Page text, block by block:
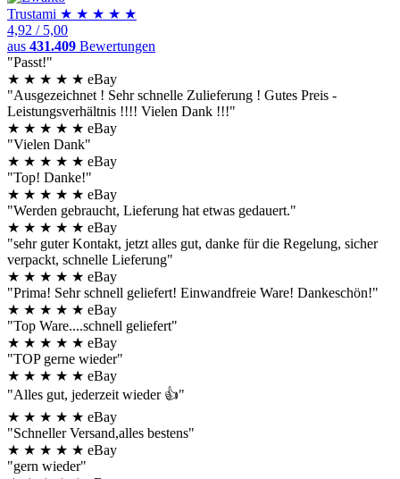
Trustami ★ ★ ★ ★ ★
4,92 / 5,00
aus 431.409 Bewertungen
"Passt!"
★ ★ ★ ★ ★ eBay
"Ausgezeichnet ! Sehr schnelle Zulieferung ! Gutes Preis -
Leistungsverhältnis !!!! Vielen Dank !!!"
★ ★ ★ ★ ★ eBay
"Vielen Dank"
★ ★ ★ ★ ★ eBay
"Top! Danke!"
★ ★ ★ ★ ★ eBay
"Werden gebraucht, Lieferung hat etwas gedauert."
★ ★ ★ ★ ★ eBay
"sehr guter Kontakt, jetzt alles gut, danke für die Regelung, sicher
verpackt, schnelle Lieferung"
★ ★ ★ ★ ★ eBay
"Prima! Sehr schnell geliefert! Einwandfreie Ware! Dankeschön!"
★ ★ ★ ★ ★ eBay
"Top Ware....schnell geliefert"
★ ★ ★ ★ ★ eBay
"TOP gerne wieder"
★ ★ ★ ★ ★ eBay
"Alles gut, jederzeit wieder 👍"
★ ★ ★ ★ ★ eBay
"Schneller Versand,alles bestens"
★ ★ ★ ★ ★ eBay
"gern wieder"